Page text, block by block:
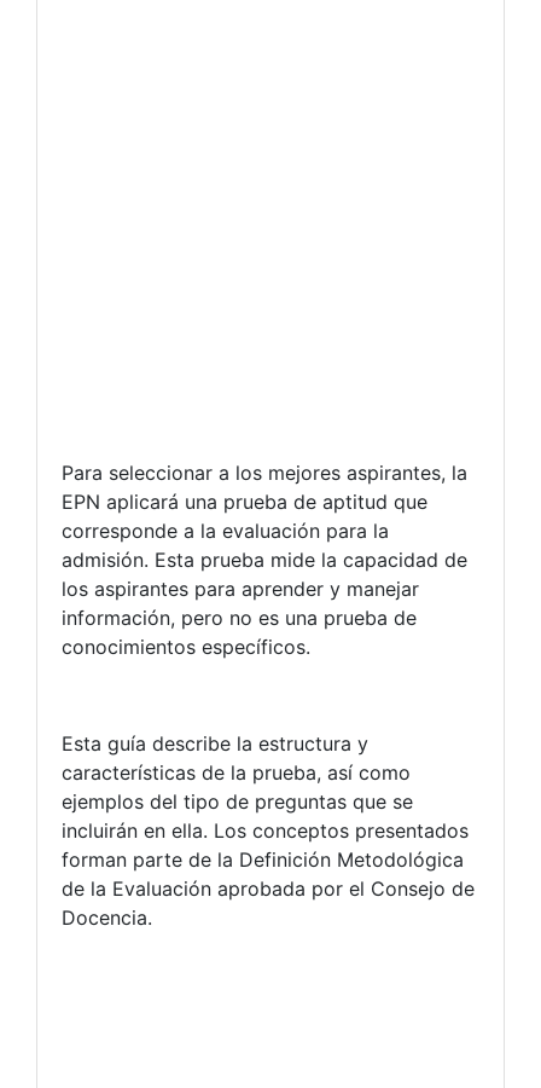
Para seleccionar a los mejores aspirantes, la
EPN aplicará una prueba de aptitud que
corresponde a la evaluación para la
admisión. Esta prueba mide la capacidad de
los aspirantes para aprender y manejar
información, pero no es una prueba de
conocimientos específicos.
Esta guía describe la estructura y
características de la prueba, así como
ejemplos del tipo de preguntas que se
incluirán en ella. Los conceptos presentados
forman parte de la Definición Metodológica
de la Evaluación aprobada por el Consejo de
Docencia.